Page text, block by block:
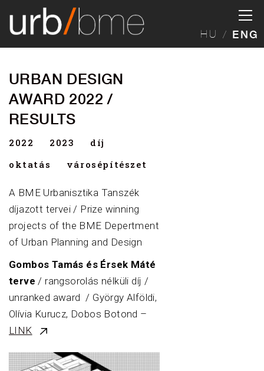
HU ENG
URBAN DESIGN
AWARD 2022 /
RESULTS
2022 2023
díj
oktatás
városépítészet
A BME Urbanisztika Tanszék
díjazott tervei / Prize winning
projects of the BME Depertment
of Urban Planning and Design
Gombos Tamás és Érsek Máté
terve / rangsorolás nélküli díj /
unranked award / György Alföldi,
Olívia Kurucz, Dobos Botond –
LINK